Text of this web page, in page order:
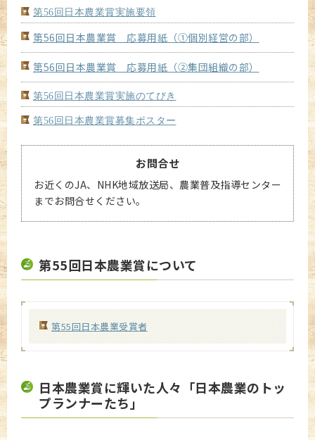
第56回日本農業賞実施要領
第56回日本農業賞 応募用紙（①個別経営の部）
第56回日本農業賞 応募用紙（②集団組織の部）
第56回日本農業賞実施のてびき
第56回日本農業賞募集ポスター
お問合せ
お近くのJA、NHK地域放送局、農業普及指導センター
までお問合せください。
第55回日本農業賞について
第55回日本農業受賞者
日本農業賞に輝いた人々「日本農業のトッ
プランナーたち」